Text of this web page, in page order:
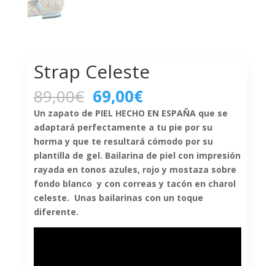
Strap Celeste
89,00€ El
precio
original
era:
89,00€.
69,00€El
precio
actual
es:
69,00€.
Un zapato de PIEL HECHO EN ESPAÑA que se
adaptará perfectamente a tu pie por su
horma y que te resultará cómodo por su
plantilla de gel. Bailarina de piel con impresión
rayada en tonos azules, rojo y mostaza sobre
fondo blanco y con correas y tacón en charol
celeste. Unas bailarinas con un toque
diferente.